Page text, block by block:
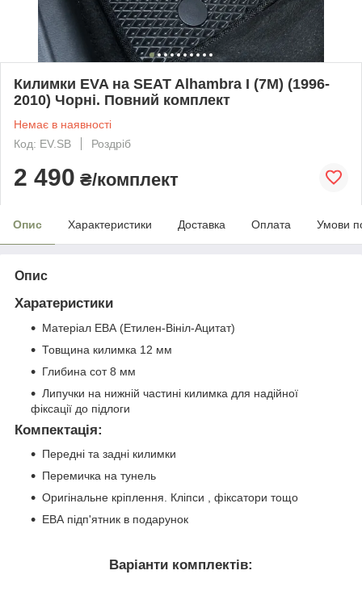
Килимки EVA на SEAT Alhambra I (7M) (1996-
2010) Чорні. Повний комплект
Немає в наявності
Код: EV.SB
Роздріб
2 490 ₴/комплект
Опис Характеристики Доставка Оплата Умови
Опис
Харатеристики
Матеріал ЕВА (Етилен-Вініл-Ацитат)
Товщина килимка 12 мм
Глибина сот 8 мм
Липучки на нижній частині килимка для надійної
фіксації до підлоги
Компектація:
Передні та задні килимки
Перемичка на тунель
Оригінальне кріплення. Кліпси , фіксатори тощо
ЕВА підп'ятник в подарунок
Варіанти комплектів: